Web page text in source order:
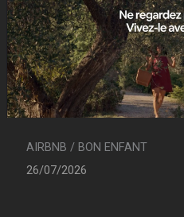
AIRBNB / BON ENFANT
26/07/2026